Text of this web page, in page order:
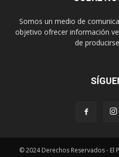
Somos un medio de
objetivo ofrecer información
de
© 2024 Derechos Reservados -